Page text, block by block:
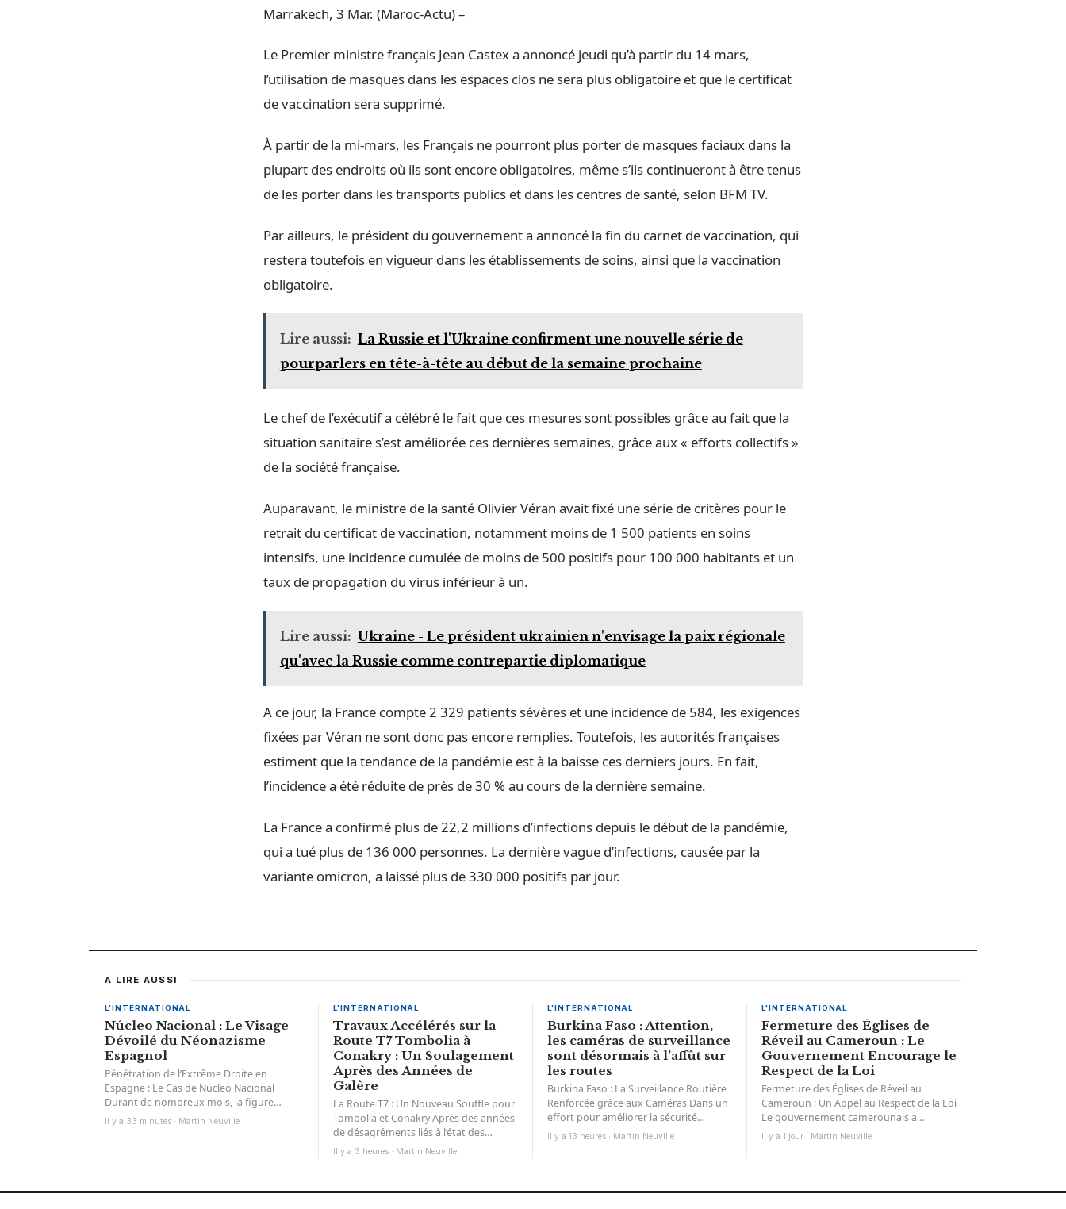
Marrakech, 3 Mar. (Maroc-Actu) –
Le Premier ministre français Jean Castex a annoncé jeudi qu’à partir du 14 mars,
l’utilisation de masques dans les espaces clos ne sera plus obligatoire et que le certificat
de vaccination sera supprimé.
À partir de la mi-mars, les Français ne pourront plus porter de masques faciaux dans la
plupart des endroits où ils sont encore obligatoires, même s’ils continueront à être tenus
de les porter dans les transports publics et dans les centres de santé, selon BFM TV.
Par ailleurs, le président du gouvernement a annoncé la fin du carnet de vaccination, qui
restera toutefois en vigueur dans les établissements de soins, ainsi que la vaccination
obligatoire.
Lire aussi: La Russie et l'Ukraine confirment une nouvelle série de
pourparlers en tête-à-tête au début de la semaine prochaine
Le chef de l’exécutif a célébré le fait que ces mesures sont possibles grâce au fait que la
situation sanitaire s’est améliorée ces dernières semaines, grâce aux « efforts collectifs »
de la société française.
Auparavant, le ministre de la santé Olivier Véran avait fixé une série de critères pour le
retrait du certificat de vaccination, notamment moins de 1 500 patients en soins
intensifs, une incidence cumulée de moins de 500 positifs pour 100 000 habitants et un
taux de propagation du virus inférieur à un.
Lire aussi: Ukraine - Le président ukrainien n'envisage la paix régionale
qu'avec la Russie comme contrepartie diplomatique
A ce jour, la France compte 2 329 patients sévères et une incidence de 584, les exigences
fixées par Véran ne sont donc pas encore remplies. Toutefois, les autorités françaises
estiment que la tendance de la pandémie est à la baisse ces derniers jours. En fait,
l’incidence a été réduite de près de 30 % au cours de la dernière semaine.
La France a confirmé plus de 22,2 millions d’infections depuis le début de la pandémie,
qui a tué plus de 136 000 personnes. La dernière vague d’infections, causée par la
variante omicron, a laissé plus de 330 000 positifs par jour.
A LIRE AUSSI
L'INTERNATIONAL
Núcleo Nacional : Le Visage
Dévoilé du Néonazisme
Espagnol
Pénétration de l’Extrême Droite en
Espagne : Le Cas de Núcleo Nacional
Durant de nombreux mois, la figure
emblématique du Núcleo Nacional...
Il y a 33 minutes · Martin Neuville
L'INTERNATIONAL
Travaux Accélérés sur la
Route T7 Tombolia à
Conakry : Un Soulagement
Après des Années de
Galère
La Route T7 : Un Nouveau Souffle pour
Tombolia et Conakry Après des années
de désagréments liés à l’état des
infrastructures, la...
Il y a 3 heures · Martin Neuville
L'INTERNATIONAL
Burkina Faso : Attention,
les caméras de surveillance
sont désormais à l’affût sur
les routes
Burkina Faso : La Surveillance Routière
Renforcée grâce aux Caméras Dans un
effort pour améliorer la sécurité
routière, le Burkina Faso met...
Il y a 13 heures · Martin Neuville
L'INTERNATIONAL
Fermeture des Églises de
Réveil au Cameroun : Le
Gouvernement Encourage le
Respect de la Loi
Fermeture des Églises de Réveil au
Cameroun : Un Appel au Respect de la Loi
Le gouvernement camerounais a
récemment pris la...
Il y a 1 jour · Martin Neuville